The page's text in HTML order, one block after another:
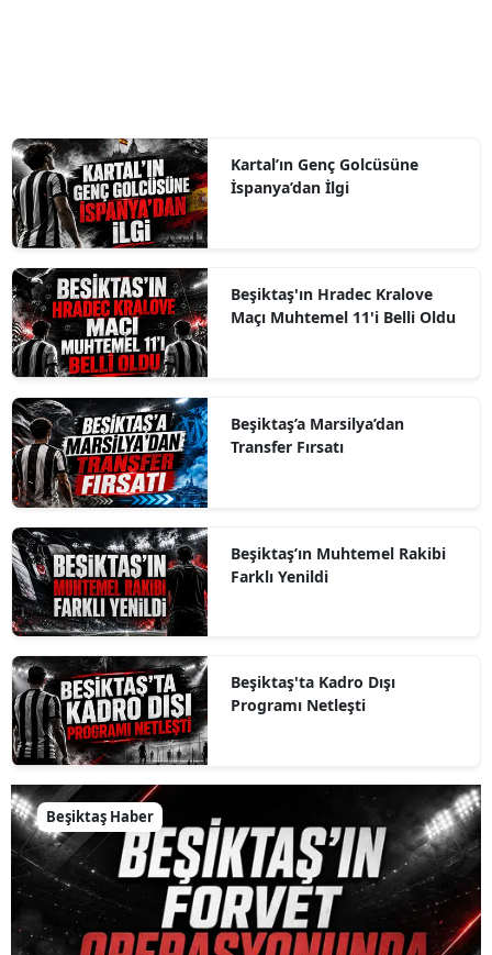
Kartal’ın Genç Golcüsüne
İspanya’dan İlgi
Beşiktaş'ın Hradec Kralove
Maçı Muhtemel 11'i Belli Oldu
Beşiktaş’a Marsilya’dan
Transfer Fırsatı
Beşiktaş’ın Muhtemel Rakibi
Farklı Yenildi
Beşiktaş'ta Kadro Dışı
Programı Netleşti
Beşiktaş Haber